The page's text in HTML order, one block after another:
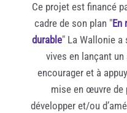
Ce projet est financé
cadre de son plan "En
durable" La Wallonie
vives en lançant
encourager et à
mise en œuvre de
développer et/ou